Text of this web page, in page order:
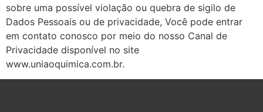
sobre uma possível violação ou quebra de sigilo de
Dados Pessoais ou de privacidade, Você pode entrar
em contato conosco por meio do nosso Canal de
Privacidade disponível no site
www.uniaoquimica.com.br.